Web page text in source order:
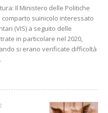
Il Ministero delle Politiche
suinicolo interessato
(VIS) a seguito delle
in particolare nel 2020,
si erano verificate difficoltà